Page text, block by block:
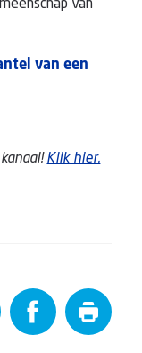
van
van een
Klik hier.